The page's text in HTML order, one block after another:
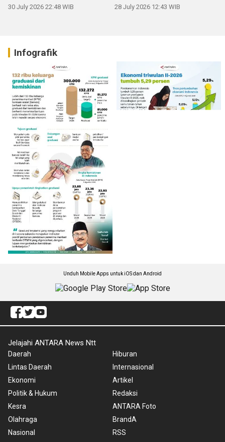
30 July 2026 22:48 WIB 28 July 2026 12:43 WIB
Infografik
Unduh Mobile Apps untuk iOS dan Android
Jelajahi ANTARA News Ntt
Daerah
Lintas Daerah
Ekonomi
Politik & Hukum
Kesra
Olahraga
Nasional
Hiburan
Internasional
Artikel
Redaksi
ANTARA Foto
BrandA
RSS